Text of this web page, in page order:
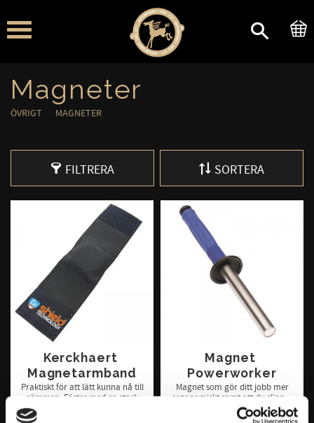
Meny
Magneter
ÖVRIGT MAGNETER
FILTRERA SORTERA
Kerckhaert
Magnetarmband
Praktiskt för att lätt kunna nå till
sömmen. Fästes med en stark
kardborre .endast en storlek
Magnet
Powerworker
Magnet som gör ditt jobb mer
ergonomiskt samt att du slipper
all kontakt med materialet.
KR